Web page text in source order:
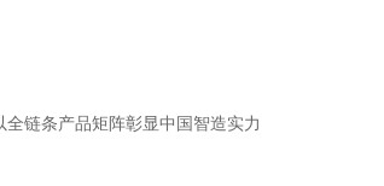
链条产品矩阵彰显中国智造实力